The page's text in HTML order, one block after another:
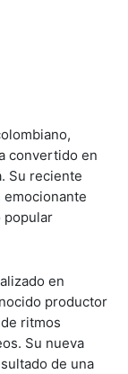
convertido en
Su reciente
emocionante
popular
en
productor
ritmos
Su nueva
de una